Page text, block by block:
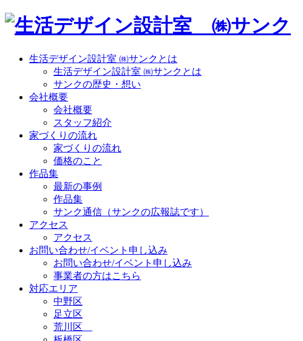
生活デザイン設計室 ㈱サンクとは
生活デザイン設計室 ㈱サンクとは
サンクの歴史・想い
会社概要
会社概要
スタッフ紹介
家づくりの流れ
家づくりの流れ
価格のこと
作品集
最新の事例
作品集
サンク通信（サンクの広報誌です）
アクセス
アクセス
お問い合わせ/イベント申し込み
お問い合わせ/イベント申し込み
事業者の方はこちら
対応エリア
中野区
足立区
荒川区